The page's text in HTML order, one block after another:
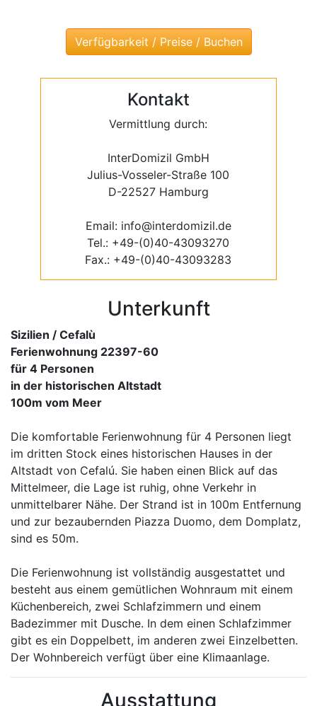
Kontakt
Vermittlung durch:
InterDomizil GmbH
Julius-Vosseler-Straße 100
D-22527 Hamburg
Email: info@interdomizil.de
Tel.: +49-(0)40-43093270
Fax.: +49-(0)40-43093283
Unterkunft
Sizilien / Cefalù
Ferienwohnung 22397-60
für 4 Personen
in der historischen Altstadt
100m vom Meer
Die komfortable Ferienwohnung für 4 Personen liegt
im dritten Stock eines historischen Hauses in der
Altstadt von Cefalú. Sie haben einen Blick auf das
Mittelmeer, die Lage ist ruhig, ohne Verkehr in
unmittelbarer Nähe. Der Strand ist in 100m Entfernung
und zur bezaubernden Piazza Duomo, dem Domplatz,
sind es 50m.
Die Ferienwohnung ist vollständig ausgestattet und
besteht aus einem gemütlichen Wohnraum mit einem
Küchenbereich, zwei Schlafzimmern und einem
Badezimmer mit Dusche. In dem einen Schlafzimmer
gibt es ein Doppelbett, im anderen zwei Einzelbetten.
Der Wohnbereich verfügt über eine Klimaanlage.
Ausstattung